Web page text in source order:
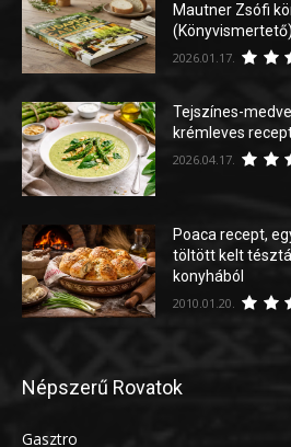
Mautner Zsófi
(Könyvismertető)
2026.01.17.
Tejszínes-
krémleves
2026.04.17.
Poaca recept,
töltött kelt
konyhából
2010.01.20.
Népszerű Rovatok
Gasztro